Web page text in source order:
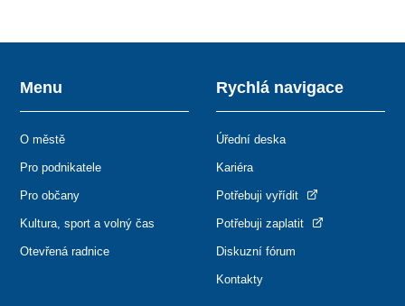
Menu
O městě
Pro podnikatele
Pro občany
Kultura, sport a volný čas
Otevřená radnice
Rychlá navigace
Úřední deska
Kariéra
Potřebuji vyřídit
Potřebuji zaplatit
Diskuzní fórum
Kontakty